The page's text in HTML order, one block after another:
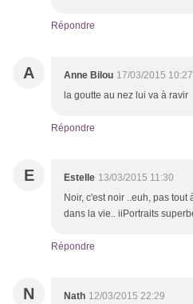
Répondre
A Anne Bilou 17/03/2015 10:27
la goutte au nez lui va à ravir
Répondre
E Estelle 13/03/2015 11:30
Noir, c'est noir ..euh, pas
dans la vie.. iiPortraits
Répondre
N Nath 12/03/2015 22:29